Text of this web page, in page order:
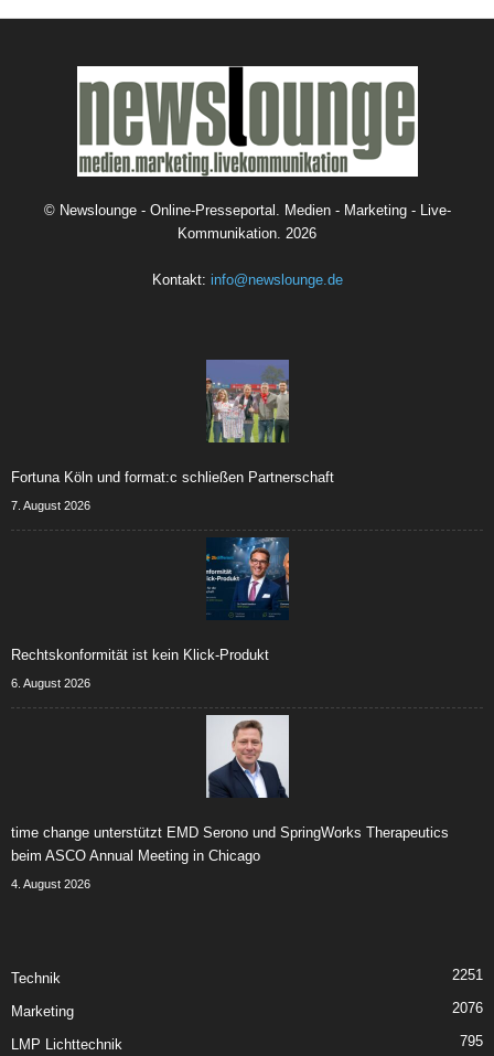
© Newslounge - Online-Presseportal. Medien - Marketing - Live-
Kommunikation. 2026
Kontakt: info@newslounge.de
Fortuna Köln und format:c schließen Partnerschaft
7. August 2026
Rechtskonformität ist kein Klick-Produkt
6. August 2026
time change unterstützt EMD Serono und SpringWorks Therapeutics
beim ASCO Annual Meeting in Chicago
4. August 2026
Technik 2251
Marketing 2076
LMP Lichttechnik 795